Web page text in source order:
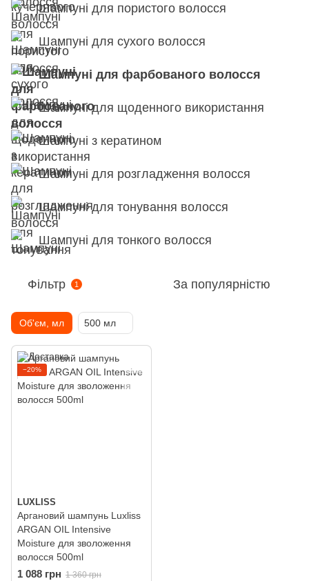
Шампуні для пористого волосся
Шампуні для сухого волосся
Шампуні для фарбованого волосся
Шампуні для щоденного використання
Шампуні з кератином
Шампуні для розгладження волосся
Шампуні для тонування волосся
Шампуні для тонкого волосся
Фільтр 1 За популярністю
Об'єм, мл 500 мл
−20%
LUXLISS
Аргановий шампунь Luxliss
ARGAN OIL Intensive
Moisture для зволоження
волосся 500ml
1 088 грн 1 360 грн